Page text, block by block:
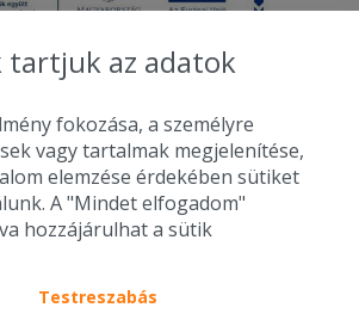
- Falatozz.hu - Diston-line Kft.
menük kedvező áron, egy helyen az összes
étterem ajánlata.
tartjuk az adatok
fokozása, a személyre
vagy tartalmak megjelenítése,
elemzése érdekében sütiket
A "Mindet elfogadom"
hozzájárulhat a sütik
Testreszabás